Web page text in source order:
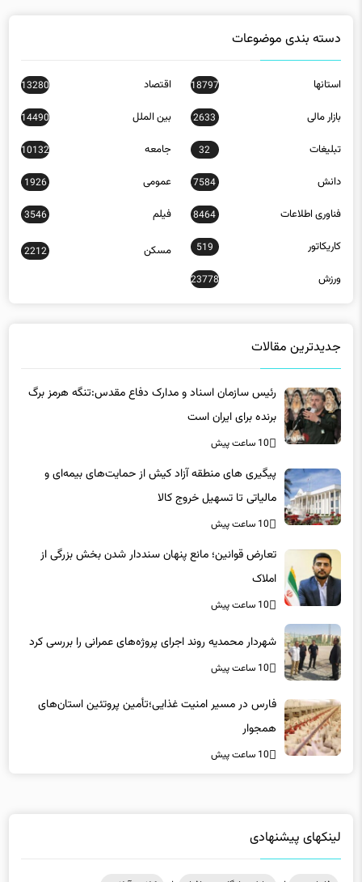
دسته بندی موضوعات
استانها 18797 اقتصاد 13280
بازار مالی 2633 بین الملل 14490
تبلیغات 32 جامعه 10132
دانش 7584 عمومی 1926
فناوری اطلاعات 8464 فیلم 3546
کاریکاتور 519 مسکن 2212
ورزش 23778
جدیدترین مقالات
رئیس سازمان اسناد و مدارک دفاع مقدس:تنگه هرمز برگ
برنده برای ایران است
10 ساعت پیش
پیگیری های منطقه آزاد کیش از حمایت‌های بیمه‌ای و
مالیاتی تا تسهیل خروج کالا
10 ساعت پیش
تعارض قوانین؛ مانع پنهان سنددار شدن بخش بزرگی از
املاک
10 ساعت پیش
شهردار محمدیه روند اجرای پروژه‌های عمرانی را بررسی کرد
10 ساعت پیش
فارس در مسیر امنیت غذایی؛تأمین‌ پروتئین استان‌های
همجوار
10 ساعت پیش
لینکهای پیشنهادی